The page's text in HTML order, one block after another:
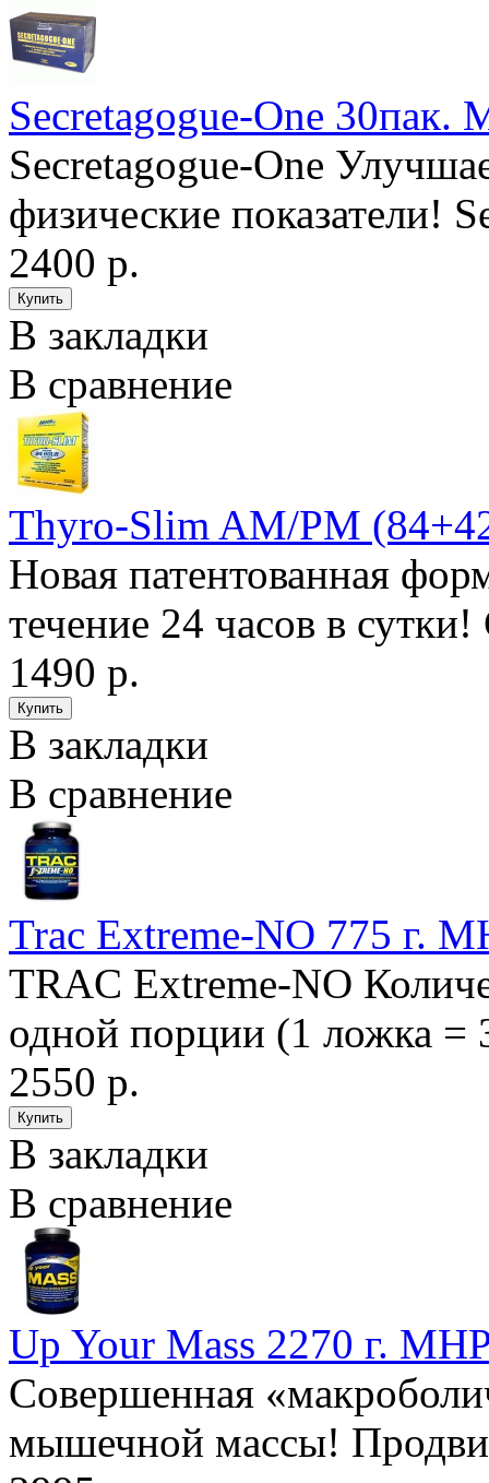
Secretagogue-One 30пак.
Secretagogue-One
физические показатели!
2400 р.
В закладки
В сравнение
Thyro-Slim AM/PM
Новая патентованная
течение 24 часов в
1490 р.
В закладки
В сравнение
Trac Extreme-NO 775 г.
TRAC Extreme-NO
одной порции (1 ложка =
2550 р.
В закладки
В сравнение
Up Your Mass 2270 г.
Совершенная
мышечной массы!